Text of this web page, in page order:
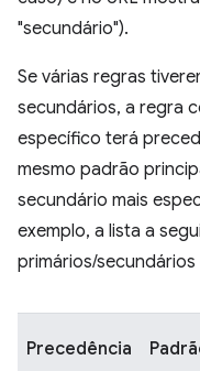
"secundário").
Se várias regras
secundários, a regra
específico terá
mesmo padrão
secundário mais
exemplo, a lista a
primários/
Precedência